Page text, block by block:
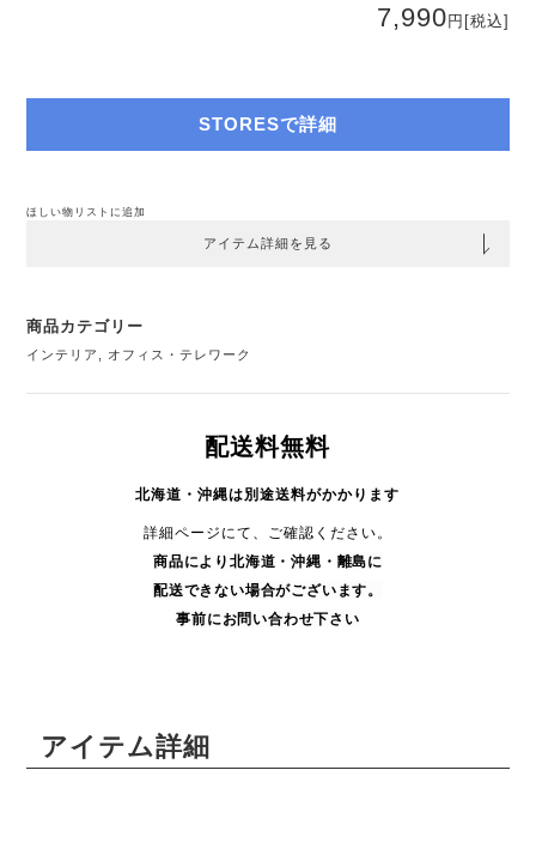
7,990円 [税込]
STORESで詳細
ほしい物リストに追加
アイテム詳細を見る
商品カテゴリー
インテリア オフィス・テレワーク
配送料無料
北海道・沖縄は別途送料がかかります
詳細ページにて、ご確認ください。
商品により 北海道・沖縄・ 離島に
配送できない場合がございます。
事前にお問い合わせ下さい
アイテム詳細